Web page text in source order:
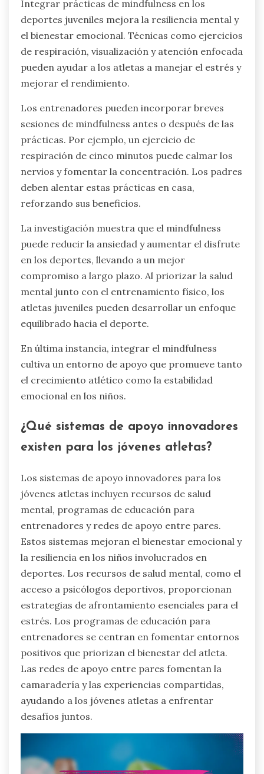
Integrar prácticas de mindfulness en los
deportes juveniles mejora la resiliencia mental y
el bienestar emocional. Técnicas como ejercicios
de respiración, visualización y atención enfocada
pueden ayudar a los atletas a manejar el estrés y
mejorar el rendimiento.
Los entrenadores pueden incorporar breves
sesiones de mindfulness antes o después de las
prácticas. Por ejemplo, un ejercicio de
respiración de cinco minutos puede calmar los
nervios y fomentar la concentración. Los padres
deben alentar estas prácticas en casa,
reforzando sus beneficios.
La investigación muestra que el mindfulness
puede reducir la ansiedad y aumentar el disfrute
en los deportes, llevando a un mejor
compromiso a largo plazo. Al priorizar la salud
mental junto con el entrenamiento físico, los
atletas juveniles pueden desarrollar un enfoque
equilibrado hacia el deporte.
En última instancia, integrar el mindfulness
cultiva un entorno de apoyo que promueve tanto
el crecimiento atlético como la estabilidad
emocional en los niños.
¿Qué sistemas de apoyo innovadores
existen para los jóvenes atletas?
Los sistemas de apoyo innovadores para los
jóvenes atletas incluyen recursos de salud
mental, programas de educación para
entrenadores y redes de apoyo entre pares.
Estos sistemas mejoran el bienestar emocional y
la resiliencia en los niños involucrados en
deportes. Los recursos de salud mental, como el
acceso a psicólogos deportivos, proporcionan
estrategias de afrontamiento esenciales para el
estrés. Los programas de educación para
entrenadores se centran en fomentar entornos
positivos que priorizan el bienestar del atleta.
Las redes de apoyo entre pares fomentan la
camaradería y las experiencias compartidas,
ayudando a los jóvenes atletas a enfrentar
desafíos juntos.